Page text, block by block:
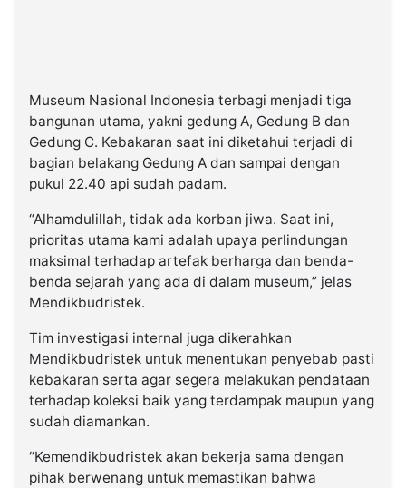
Museum Nasional Indonesia terbagi menjadi tiga
bangunan utama, yakni gedung A, Gedung B dan
Gedung C. Kebakaran saat ini diketahui terjadi di
bagian belakang Gedung A dan sampai dengan
pukul 22.40 api sudah padam.
“Alhamdulillah, tidak ada korban jiwa. Saat ini,
prioritas utama kami adalah upaya perlindungan
maksimal terhadap artefak berharga dan benda-
benda sejarah yang ada di dalam museum,” jelas
Mendikbudristek.
Tim investigasi internal juga dikerahkan
Mendikbudristek untuk menentukan penyebab pasti
kebakaran serta agar segera melakukan pendataan
terhadap koleksi baik yang terdampak maupun yang
sudah diamankan.
“Kemendikbudristek akan bekerja sama dengan
pihak berwenang untuk memastikan bahwa